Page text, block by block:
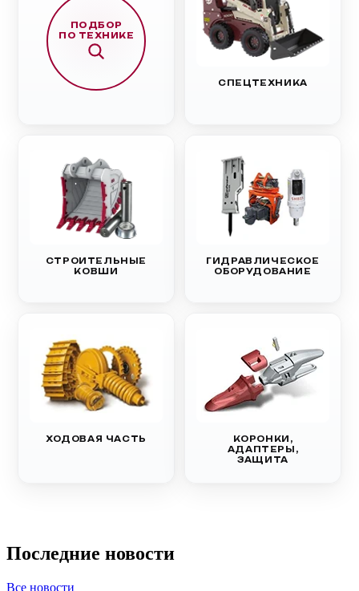
ПОДБОР
ПО ТЕХНИКЕ
СПЕЦТЕХНИКА
СТРОИТЕЛЬНЫЕ
КОВШИ
ГИДРАВЛИЧЕСКОЕ
ОБОРУДОВАНИЕ
ХОДОВАЯ ЧАСТЬ
КОРОНКИ,
АДАПТЕРЫ,
ЗАЩИТА
Последние новости
Все новости